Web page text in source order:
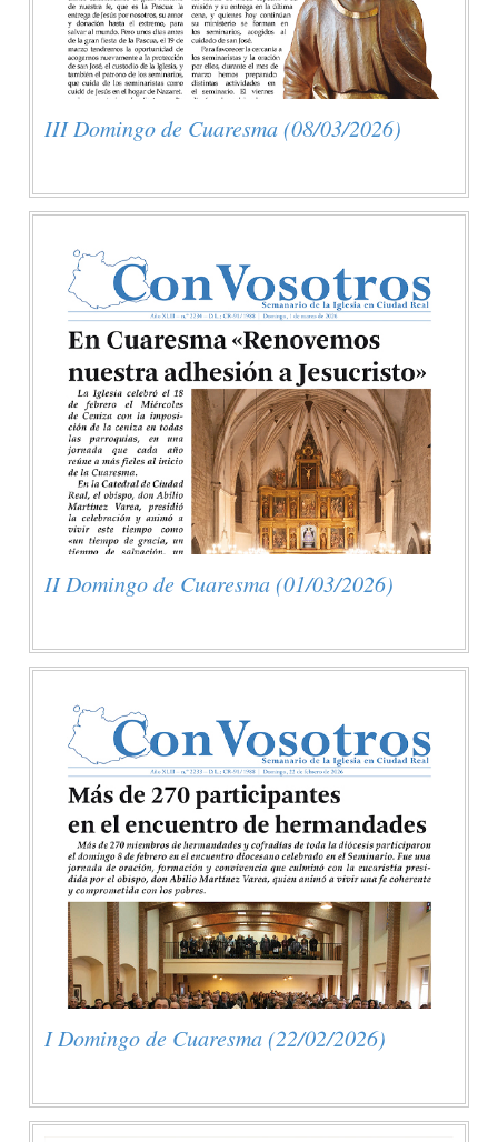
III Domingo de Cuaresma (08/03/2026)
II Domingo de Cuaresma (01/03/2026)
I Domingo de Cuaresma (22/02/2026)